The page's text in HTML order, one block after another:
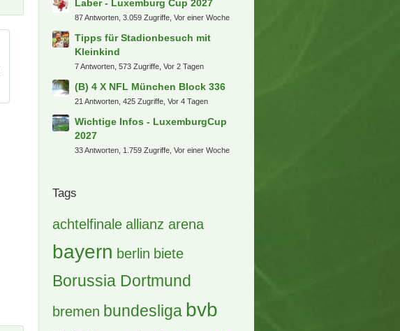
Kaufberatung PKW (Kombi o.ä.)
2 Antworten, 98 Zugriffe, Vor einer Stunde
HSV vs FC Köln Auswärtskarten
Tauschen
1 Antwort, 130 Zugriffe, Vor einer Stunde
Transfers, Gerüchte und
Diskussionen
10 Antworten, 230 Zugriffe, Vor 23 Stunden
Parken Stuttgarter Kickers
Grüße aus dem Pott
[B] NFL München - ERLEDIGT
Laber - Luxemburg Cup 2027
87 Antworten, 3.059 Zugriffe, Vor einer Woche
Kleinkind